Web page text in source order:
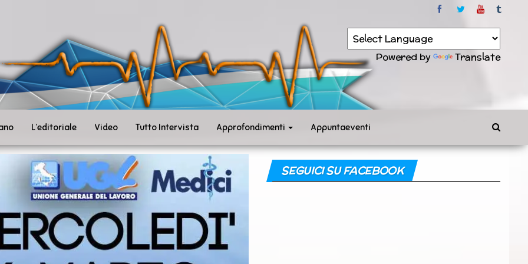
Powered by Translate
L’editoriale Video Tutto Intervista Approfondimenti Appuntaeventi
SEGUICI SU FACEBOOK